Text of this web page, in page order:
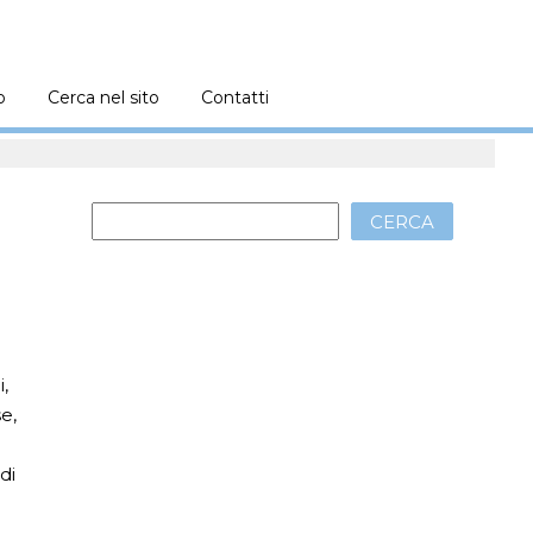
Cerca nel sito Contatti
CERCA